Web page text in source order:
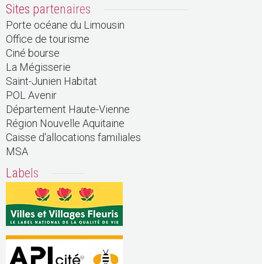
Sites partenaires
Porte océane du Limousin
Office de tourisme
Ciné bourse
La Mégisserie
Saint-Junien Habitat
POL Avenir
Département Haute-Vienne
Région Nouvelle Aquitaine
Caisse d'allocations familiales
MSA
Labels